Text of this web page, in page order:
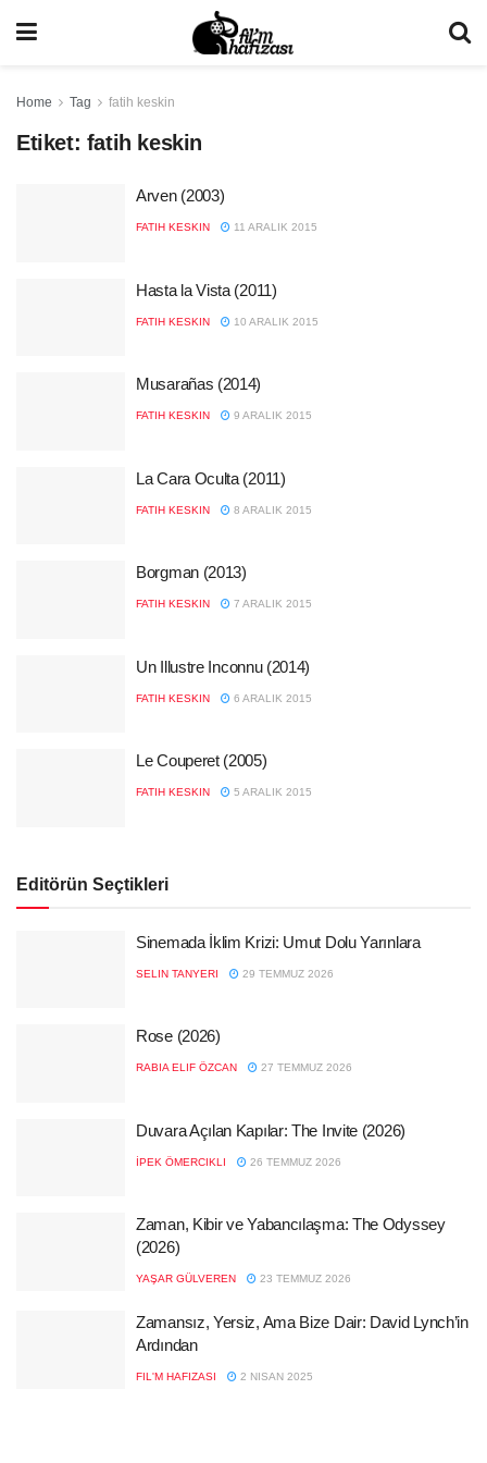
Home Tag fatih keskin
Etiket: fatih keskin
Arven (2003)
FATIH KESKIN 11 ARALIK 2015
Hasta la Vista (2011)
FATIH KESKIN 10 ARALIK 2015
Musarañas (2014)
FATIH KESKIN 9 ARALIK 2015
La Cara Oculta (2011)
FATIH KESKIN 8 ARALIK 2015
Borgman (2013)
FATIH KESKIN 7 ARALIK 2015
Un Illustre Inconnu (2014)
FATIH KESKIN 6 ARALIK 2015
Le Couperet (2005)
FATIH KESKIN 5 ARALIK 2015
Editörün Seçtikleri
Sinemada İklim Krizi: Umut Dolu Yarınlara
SELIN TANYERI 29 TEMMUZ 2026
Rose (2026)
RABIA ELIF ÖZCAN 27 TEMMUZ 2026
Duvara Açılan Kapılar: The Invite (2026)
İPEK ÖMERCIKLI 26 TEMMUZ 2026
Zaman, Kibir ve Yabancılaşma: The Odyssey
(2026)
YAŞAR GÜLVEREN 23 TEMMUZ 2026
Zamansız, Yersiz, Ama Bize Dair: David Lynch’in
Ardından
FIL'M HAFIZASI 2 NISAN 2025